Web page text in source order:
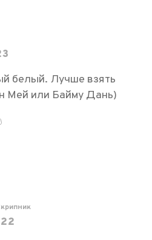
белый. Лучше взять
Мей или Байму Дань)